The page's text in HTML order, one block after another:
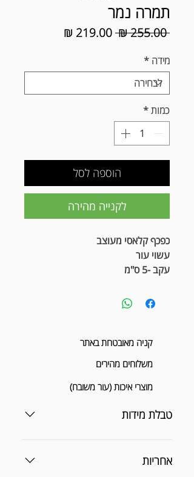
תמרה נמר
‏255.00 ‏₪
מחיר
מידה *
כמות*
הוספה לסל
לקנייה מהירה
כפכף קלאסי מעוצב
עשוי עור
עקב -5 ס"מ
קניה מאובטחת באתר
משלוחים מהירים
טבלת מידות
אחריות
מוצרי איכות (עור משובח)